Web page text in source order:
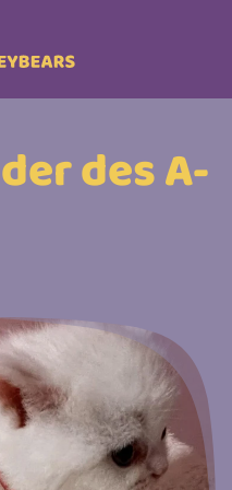
des A-